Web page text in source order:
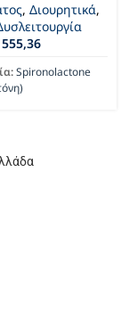
, Διουρητικά,
555,36
Spironolactone